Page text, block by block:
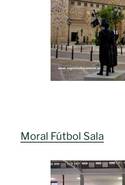
Moral Fútbol Sala